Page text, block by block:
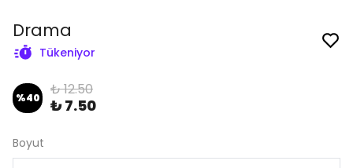
Drama
Tükeniyor
%40 ₺ 12.50
₺ 7.50
Boyut